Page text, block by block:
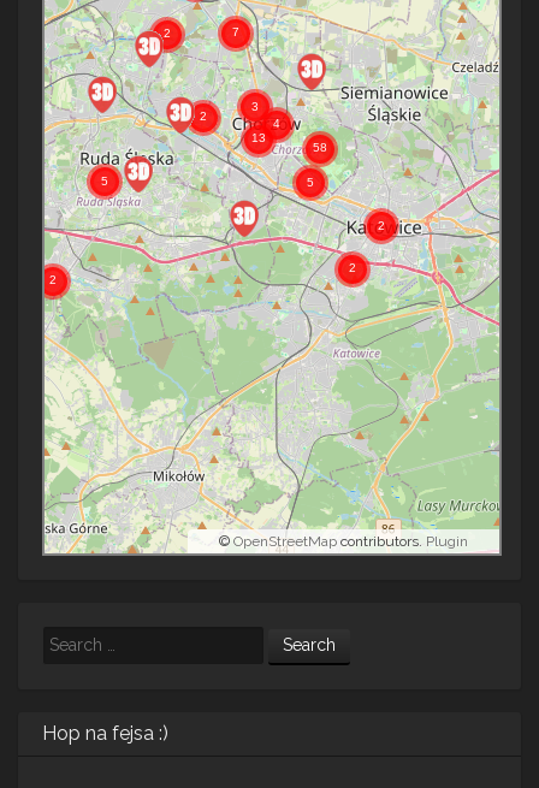
© OpenStreetMap contributors. Plugin
Search
Hop na fejsa :)